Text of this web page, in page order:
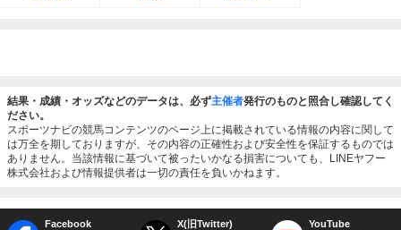
結果・成績・オッズなどのデータは、必ず主催者発行のものと照合し確認してく
ださい。
スポーツナビの競馬コンテンツのページ上に掲載されている情報の内容に関して
は万全を期しておりますが、その内容の正確性および安全性を保証するものでは
ありません。当該情報に基づいて被ったいかなる損害についても、LINEヤフー
株式会社および情報提供者は一切の責任を負いかねます。
Facebook X(旧Twitter) YouTube